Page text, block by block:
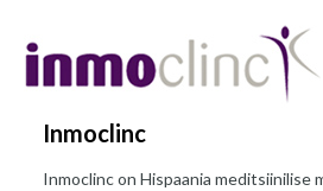
Inmoclinc
Inmoclinc on Hispaania meditsiinilise